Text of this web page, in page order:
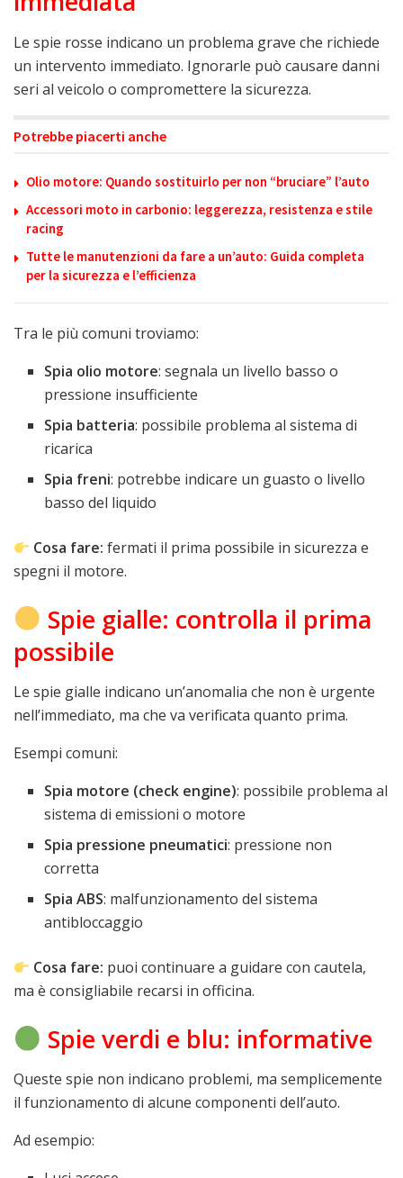
Le spie rosse indicano un problema grave che richiede
un intervento immediato. Ignorarle può causare danni
seri al veicolo o compromettere la sicurezza.
Potrebbe piacerti anche
Olio motore: Quando sostituirlo per non “bruciare” l’auto
Accessori moto in carbonio: leggerezza, resistenza e stile
racing
Tutte le manutenzioni da fare a un’auto: Guida completa
per la sicurezza e l’efficienza
Tra le più comuni troviamo:
Spia olio motore: segnala un livello basso o
pressione insufficiente
Spia batteria: possibile problema al sistema di
ricarica
Spia freni: potrebbe indicare un guasto o livello
basso del liquido
Cosa fare: fermati il prima possibile in sicurezza e
spegni il motore.
Spie gialle: controlla il prima
possibile
Le spie gialle indicano un’anomalia che non è urgente
nell’immediato, ma che va verificata quanto prima.
Esempi comuni:
Spia motore (check engine): possibile problema al
sistema di emissioni o motore
Spia pressione pneumatici: pressione non
corretta
Spia ABS: malfunzionamento del sistema
antibloccaggio
Cosa fare: puoi continuare a guidare con cautela,
ma è consigliabile recarsi in officina.
Spie verdi e blu: informative
Queste spie non indicano problemi, ma semplicemente
il funzionamento di alcune componenti dell’auto.
Ad esempio: